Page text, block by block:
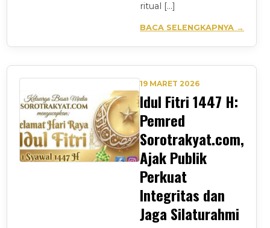
ritual […]
BACA SELENGKAPNYA →
19 MARET 2026
Idul Fitri 1447 H:
Pemred
Sorotrakyat.com,
Ajak Publik
Perkuat
Integritas dan
Jaga Silaturahmi